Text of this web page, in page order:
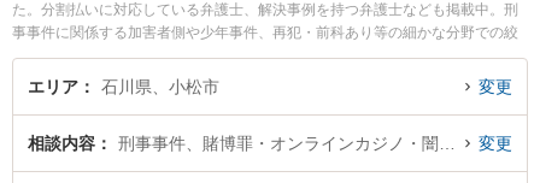
た。分割払いに対応している弁護士、解決事例を持つ弁護士なども掲載中。刑
事事件に関係する加害者側や少年事件、再犯・前科あり等の細かな分野での絞
り込み検索もでき便利です。特に吉田裕介法律事務所の吉田 裕介弁護士や弁護
士法人出口法律事務所の飴山 恵美弁護士のプロフィール情報や弁護士費用、強
カジノのトラブル解決の実績豊富な近くの弁護士を検索したい』『初回相談無
料で賭博罪・オンラインカジノを法律相談できる小松市内の弁護士に相談予約
エリア 石川県、小松市 変更
相談内容 変更